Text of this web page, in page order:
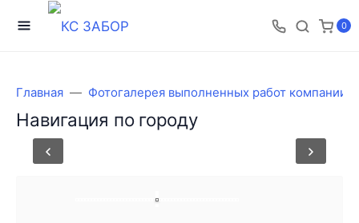
0
Главная Фотогалерея выполненных работ компании
Навигация по городу